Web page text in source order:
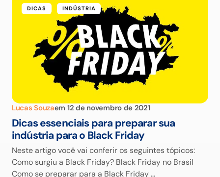
DICAS INDÚSTRIA
Lucas Souzaem 12 de novembro de 2021
Dicas essenciais para preparar sua
indústria para o Black Friday
Neste artigo você vai conferir os seguintes tópicos:
Como surgiu a Black Friday? Black Friday no Brasil
Como se preparar para a Black Friday …